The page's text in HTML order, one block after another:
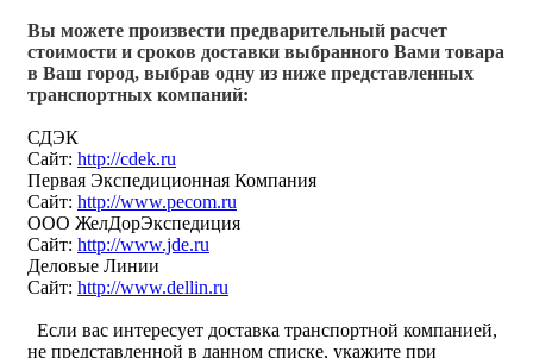
Вы можете произвести предварительный расчет
стоимости и сроков доставки выбранного Вами товара
в Ваш город, выбрав одну из ниже представленных
транспортных компаний:
СДЭК
Сайт: http://cdek.ru
Первая Экспедиционная Компания
Сайт: http://www.pecom.ru
ООО ЖелДорЭкспедиция
Сайт: http://www.jde.ru
Деловые Линии
Сайт: http://www.dellin.ru
Если вас интересует доставка транспортной компанией,
не представленной в данном списке, укажите при